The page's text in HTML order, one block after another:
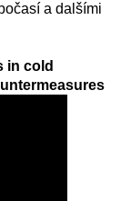
a dalšími
in cold